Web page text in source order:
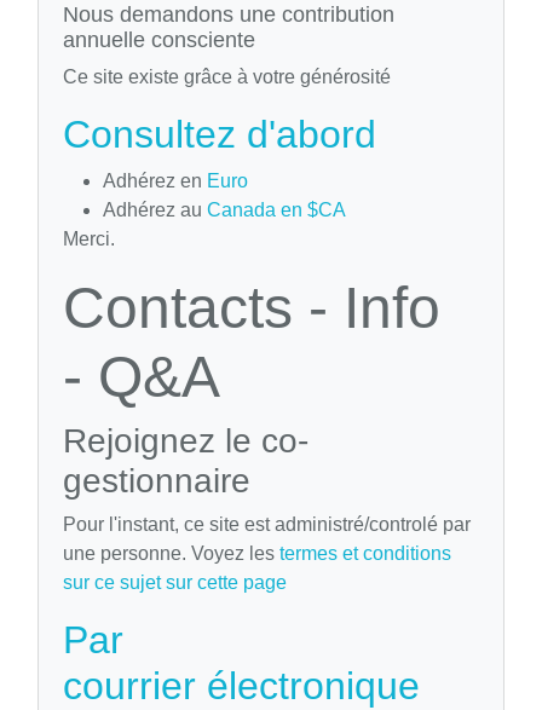
Nous demandons une contribution
annuelle consciente
Ce site existe grâce à votre générosité
Consultez d'abord
Adhérez en Euro
Adhérez au Canada en $CA
Merci.
Contacts - Info
- Q&A
Rejoignez le co-
gestionnaire
Pour l'instant, ce site est administré/controlé par
une personne. Voyez les termes et conditions
sur ce sujet sur cette page
Par
courrier électronique